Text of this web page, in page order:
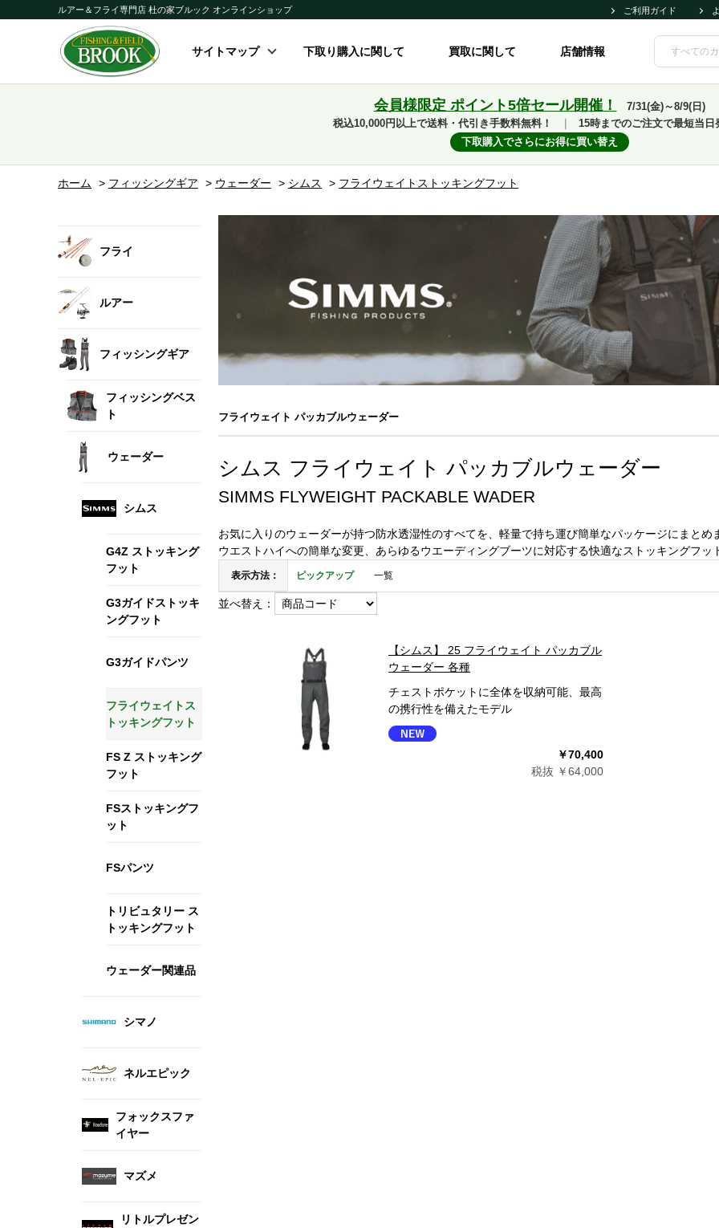
ルアー＆フライ専門店 杜の家ブルック オンラインショップ ご利用ガイド
サイトマップ 下取り購入に関して 買取に関して 店舗情報
会員様限定 ポイント5倍セール開催！
7/31(金)～8/9(日)
税込10,000円以上で送料・代引き手数料無料！
15時までのご注文で最短当日
下取購入でさらにお得に買い替え
ホーム > フィッシングギア > ウェーダー > シムス > フライウェイトストッキングフット
フライ
ルアー
フィッシングギア
フィッシングベス
ト
ウェーダー
シムス
G4Z ストッキング
フット
G3ガイドストッキ
ングフット
G3ガイドパンツ
フライウェイトス
トッキングフット
FS Z ストッキング
フット
FSストッキングフ
ット
FSパンツ
トリビュタリー ス
トッキングフット
ウェーダー関連品
シマノ
ネルエピック
フォックスファ
イヤー
マズメ
リトルプレゼン
フライウェイト パッカブルウェーダー
シムス フライウェイト パッカブルウェーダー
SIMMS FLYWEIGHT PACKABLE WADER
お気に入りのウェーダーが持つ防水透湿性のすべてを、軽量で持ち運び簡単なパッケージにまと
ウエストハイへの簡単な変更、あらゆるウエーディングブーツに対応する快適なストッキングフッ
表示方法： ピックアップ 一覧
並べ替え：
【シムス】 25 フライウェイト パッカブル
ウェーダー 各種
チェストポケットに全体を収納可能、最高
の携行性を備えたモデル
￥70,400
税抜 ￥64,000